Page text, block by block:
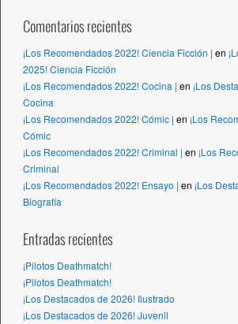
Comentarios recientes
¡Los Recomendados 2022! Ciencia Ficción | en
2025! Ciencia Ficción
¡Los Recomendados 2022! Cocina | en ¡Los
Cocina
¡Los Recomendados 2022! Cómic | en ¡Los
Cómic
¡Los Recomendados 2022! Criminal | en ¡Los
Criminal
¡Los Recomendados 2022! Ensayo | en ¡Los
Biografía
Entradas recientes
¡Pilotos Deathmatch!
¡Pilotos Deathmatch!
¡Los Destacados de 2026! Ilustrado
¡Los Destacados de 2026! Juvenil